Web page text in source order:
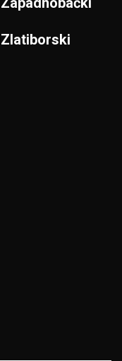
Zlatiborski